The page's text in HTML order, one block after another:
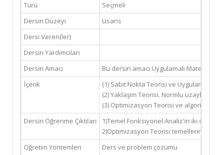
Türü
Seçmeli
Dersin Düzeyi
Lisans
Dersi Veren(ler)
Dersin Yardımcıları
Dersin Amacı
Bu dersin amacı Uygulamalı
İçerik
(1) Sabit Nokta Teorisi ve Uygulamalrı.
(2) Yaklaşım Teorisi. Normlu uzaylarda,
(3) Optimizasyon Teorisi ve algoritma
Dersin Öğrenme Çıktıları
1)Temel Fonksiyonel Analiz'in iki
2)Optimizasyon Teorisi temellerini
Öğretim Yöntemleri
Ders ve problem çözümü